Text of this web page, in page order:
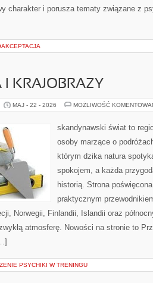
charakter i porusza tematy związane z
I KRAJOBRAZY
MAJ - 22 - 2026 MOŻLIWOŚĆ
skandynawski świat to
osoby marzące o
którym dzika natura
spokojem, a każda
historią. Strona
praktycznym
Norwegii, Finlandii, Islandii oraz
atmosferę. Nowości na stronie to
PSYCHIKI W TRENINGU